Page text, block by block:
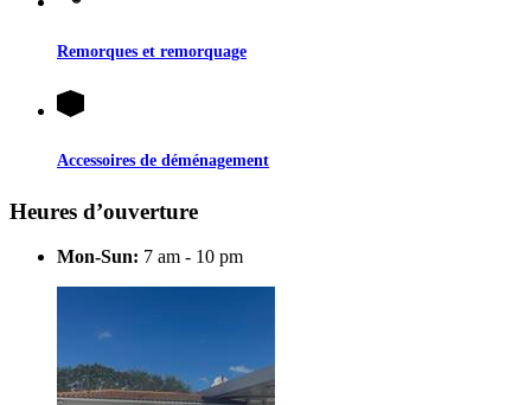
Remorques et remorquage
Accessoires de déménagement
Heures d’ouverture
Mon-Sun: 7 am - 10 pm